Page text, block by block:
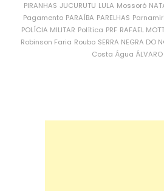
PIRANHAS JUCURUTU LULA Mossoró
Pagamento PARAÍBA PARELHAS
POLÍCIA MILITAR Política PRF RAFAEL
Robinson Faria Roubo SERRA NEGRA DO
Costa Água